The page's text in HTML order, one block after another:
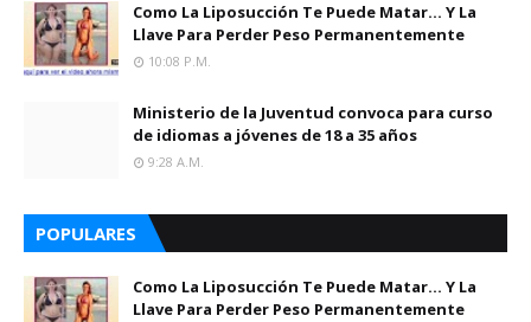
Como La Liposucción Te Puede Matar… Y La
Llave Para Perder Peso Permanentemente
10:08 P.m.
Ministerio de la Juventud convoca para curso
de idiomas a jóvenes de 18 a 35 años
9:28 A.m.
POPULARES
Como La Liposucción Te Puede Matar… Y La
Llave Para Perder Peso Permanentemente